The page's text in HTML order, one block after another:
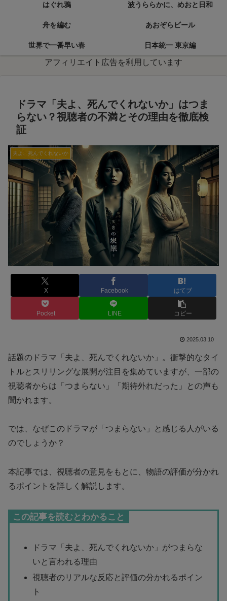
はぐれ鴉 波うららかに、めおと日和
舟を編む あおぞらビール
世界で一番早い春 日本統一 東京編
アフィリエイト広告を利用しています
ドラマ「夫よ、死んでくれないか」はつま
らない？視聴者の不満とその理由を徹底検
証
夫よ、死んでくれないか
X Facebook はてブ
Pocket LINE コピー
2025.03.10
話題のドラマ「夫よ、死んでくれないか」。衝撃的なタイ
トルとスリリングな展開が注目を集めていますが、一部の
視聴者からは「つまらない」「期待外れだった」との声も
聞かれます。
では、なぜこのドラマが「つまらない」と感じる人がいる
のでしょうか？
本記事では、視聴者の意見をもとに、物語の評価が分かれ
るポイントを詳しく解説します。
この記事を読むとわかること
ドラマ「夫よ、死んでくれないか」がつまらな
いと言われる理由
視聴者のリアルな反応と評価の分かれるポイン
ト